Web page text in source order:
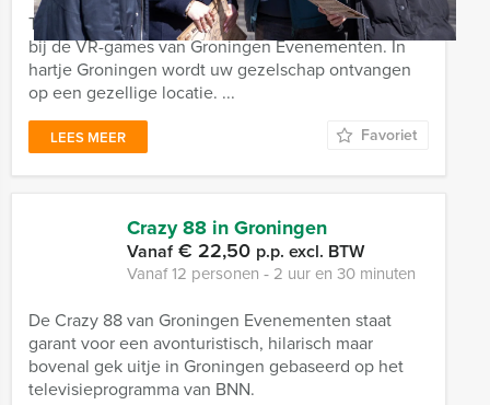
Teambuilding, én een unieke ervaring komen samen
bij de VR-games van Groningen Evenementen. In
hartje Groningen wordt uw gezelschap ontvangen
op een gezellige locatie. ...
LEES MEER Favoriet
Crazy 88 in Groningen
Vanaf€ 22,50 p.p. excl. BTW
Vanaf 12 personen ‐ 2 uur en 30 minuten
De Crazy 88 van Groningen Evenementen staat
garant voor een avonturistisch, hilarisch maar
bovenal gek uitje in Groningen gebaseerd op het
televisieprogramma van BNN.